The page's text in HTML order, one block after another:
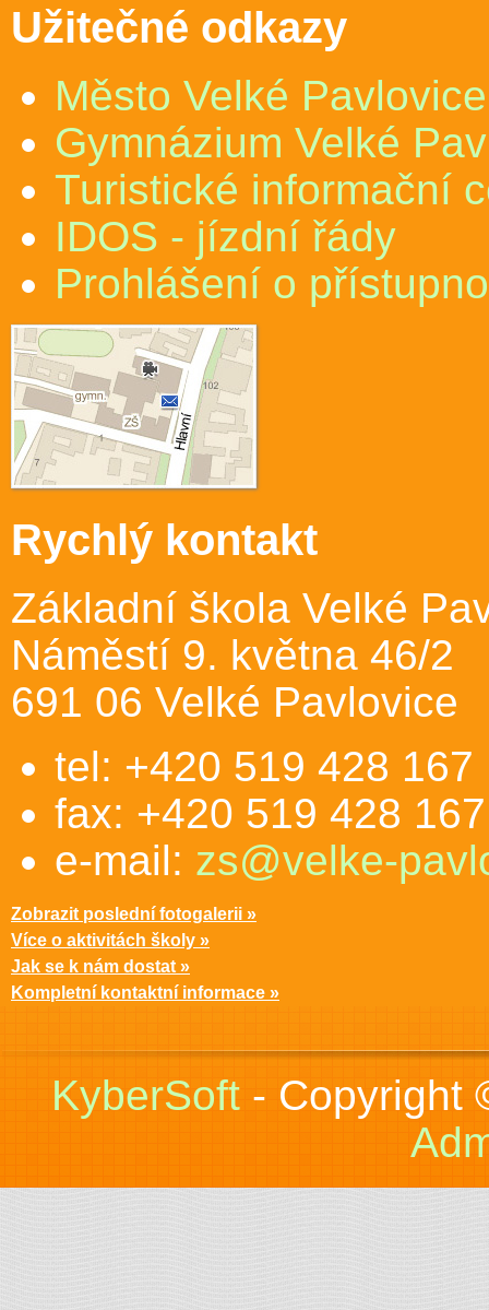
Užitečné odkazy
Město Velké Pavlovice
Gymnázium Velké
Turistické informační
IDOS - jízdní řády
Prohlášení o
Rychlý kontakt
Základní škola Velké
Náměstí 9. května 46/2
691 06 Velké Pavlovice
tel: +420 519 428 167
fax: +420 519 428 167
e-mail: zs@velke-
Zobrazit poslední fotogalerii »
Více o aktivitách školy »
Jak se k nám dostat »
Kompletní kontaktní informace »
KyberSoft- Copyright